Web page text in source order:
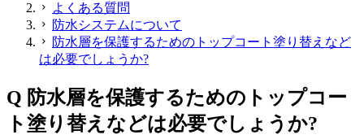
chevron_right よくある質問
chevron_right 防水システムについて
chevron_right
防水層を保護するためのトップコート塗り替えなど
は必要でしょうか?
Q 防水層を保護するためのトップコー
ト塗り替えなどは必要でしょうか?